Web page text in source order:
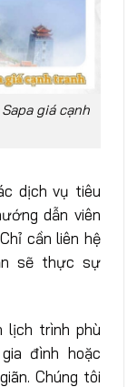
giá cạnh
dịch vụ tiêu
dẫn viên
cần liên hệ
sẽ thực sự
lịch trình phù
đình hoặc
Chúng tôi